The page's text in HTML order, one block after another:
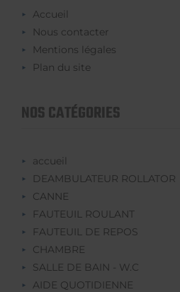
Accueil
Nous contacter
Mentions légales
Plan du site
NOS CATÉGORIES
accueil
DEAMBULATEUR ROLLATOR
CANNE
FAUTEUIL ROULANT
FAUTEUIL DE REPOS
CHAMBRE
SALLE DE BAIN - W.C
AIDE QUOTIDIENNE